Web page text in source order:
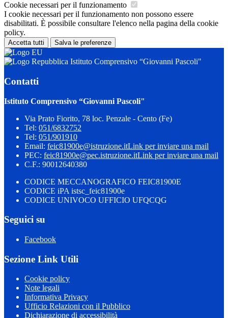
Cookie necessari per il funzionamento
I cookie necessari per il funzionamento non possono essere
disabilitati. È possibile consultare l'elenco nella pagina della cookie
policy.
Accetta tutti Salva le preferenze
Istituto Comprensivo “Giovanni Pascoli"
Contatti
Istituto Comprensivo “Giovanni Pascoli"
Via Prato Fiorito, 78 loc. Penzale - Cento (Fe)
Tel: 051/6832752
Tel: 051/901910
Email: feic81900e@istruzione.itLink per inviare una mail
PEC: feic81900e@pec.istruzione.itLink per inviare una mail
C.F.: 90012640380
CODICE MECCANOGRAFICO FEIC81900E
CODICE iPA istsc_feic81900e
CODICE UNIVOCO UFFICIO UFQCQG
Seguici su
Facebook
Sezione Link Utili
Cookie policy
Note legali
Informativa Privacy
Ufficio Relazioni con il Pubblico
Dichiarazione di accessibilità